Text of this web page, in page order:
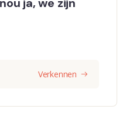
Verkennen